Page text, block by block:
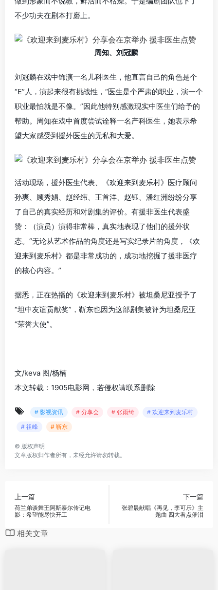
不少功夫在剧本打磨上。
周知、刘冠麟
刘冠麟在戏中饰演一名儿科医生，他直言自己的角色是个
“E”人，演起来很有挑战性，“医生是个严肃的职业，演一个
职业最怕就是不像。”因此他特别感激现实中医生们给予的
帮助。周知在戏中首度尝试诠释一名产科医生，她表示希
望大家感受到援外医生的无私和大爱。
活动现场，援外医生代表、《欢迎来到麦乐村》医疗顾问
孙爽、顾秀娟、赵经纬、王首洋、赵钰、潘红洲纷纷分享
了自己的真实经历和对剧集的评价。有援非医生代表盛
赞：（演员）演得非常棒，真实地表现了他们的援外状
态。“无论从艺术作品的角度还是写实纪录片的角度，《欢
迎来到麦乐村》都是非常成功的，成功地挖掘了援非医疗
的核心内容。”
据悉，正在热播的《欢迎来到麦乐村》被坦桑尼亚授予了
“坦中友谊贡献奖”，靳东也因为这部剧集被评为坦桑尼亚
“荣誉大使”。
文/keva 图/杨楠
本文转载：1905电影网，若侵权请联系删除
# 影视资讯 # 分享会 # 张雨绮
# 欢迎来到麦乐村
# 祖峰
# 靳东
© 版权声明
文章版权归作者所有，未经允许请勿转载。
上一篇
荷兰弟谈舞王阿斯泰尔传记电
影：希望能尽快开工
下一篇
张碧晨献唱《再见，李可乐》主
题曲 四大看点催泪
相关文章